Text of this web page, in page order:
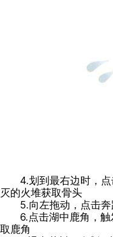
4.划到最右边时，
灭的火堆获取骨头
5.向左拖动，点击
6.点击湖中鹿角，
取鹿角